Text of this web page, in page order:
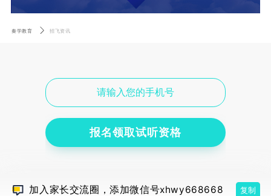
秦学教育 招飞资讯
报名领取试听资格
加入家长交流圈，添加微信号xhwy668668 复制